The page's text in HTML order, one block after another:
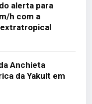
alerta para
h com a
Anchieta
da Yakult em